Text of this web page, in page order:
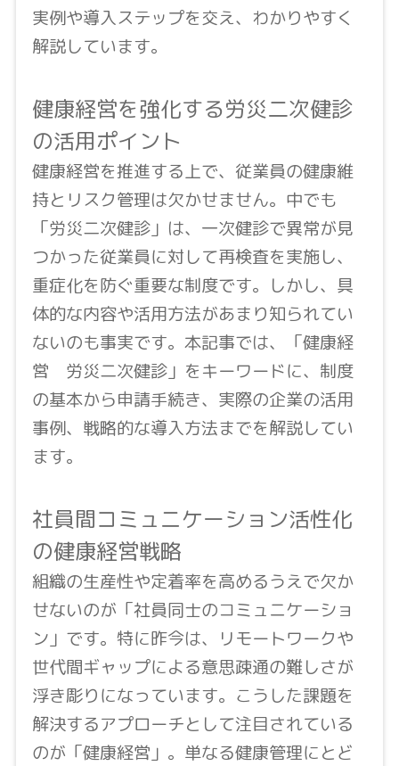
実例や導入ステップを交え、わかりやすく
解説しています。
健康経営を強化する労災二次健診
の活用ポイント
健康経営を推進する上で、従業員の健康維
持とリスク管理は欠かせません。中でも
「労災二次健診」は、一次健診で異常が見
つかった従業員に対して再検査を実施し、
重症化を防ぐ重要な制度です。しかし、具
体的な内容や活用方法があまり知られてい
ないのも事実です。本記事では、「健康経
営 労災二次健診」をキーワードに、制度
の基本から申請手続き、実際の企業の活用
事例、戦略的な導入方法までを解説してい
ます。
社員間コミュニケーション活性化
の健康経営戦略
組織の生産性や定着率を高めるうえで欠か
せないのが「社員同士のコミュニケーショ
ン」です。特に昨今は、リモートワークや
世代間ギャップによる意思疎通の難しさが
浮き彫りになっています。こうした課題を
解決するアプローチとして注目されている
のが「健康経営」。単なる健康管理にとど